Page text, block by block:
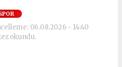
06.08.2026 - 14:40
okundu.